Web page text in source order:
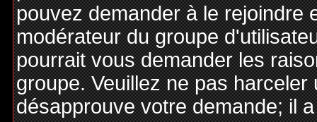
pouvez demander à le rejoindre
modérateur du groupe
pourrait vous demander les
groupe. Veuillez ne pas
désapprouve votre demande; il